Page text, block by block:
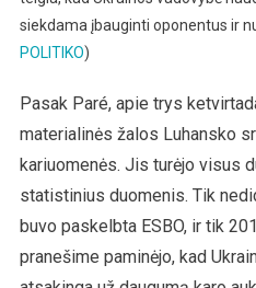
siekdama įbauginti oponentus ir
POLITIKO)
Pasak Paré, apie trys
materialinės žalos Luhansko
kariuomenės. Jis turėjo visus
statistinius duomenis. Tik
buvo paskelbta ESBO, ir tik
pranešime paminėjo, kad